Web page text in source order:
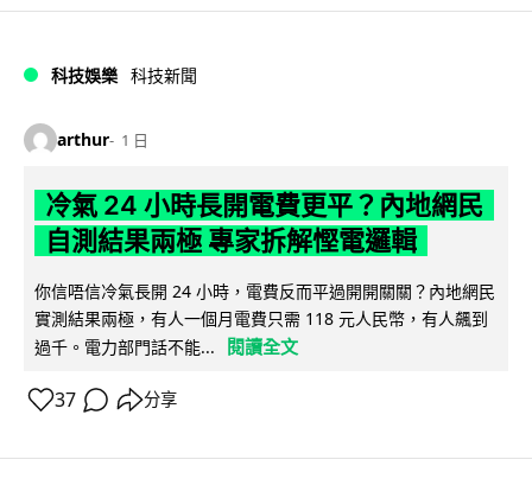
科技娛樂 科技新聞
arthur 1 日
冷氣 24 小時長開電費更平？內地網民
自測結果兩極 專家拆解慳電邏輯
你信唔信冷氣長開 24 小時，電費反而平過開開關關？內地網民
實測結果兩極，有人一個月電費只需 118 元人民幣，有人飆到
過千。電力部門話不能...
閱讀全文
37 分享